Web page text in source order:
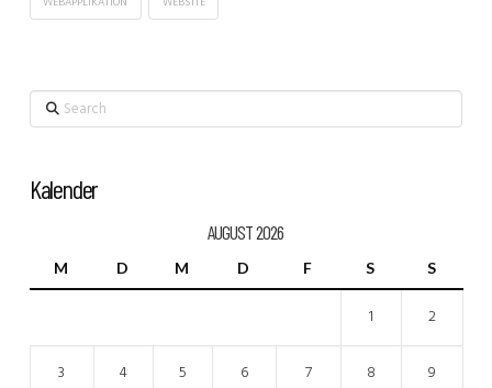
Search
Kalender
AUGUST 2026
M D M D F S S
1 2
3 4 5 6 7 8 9